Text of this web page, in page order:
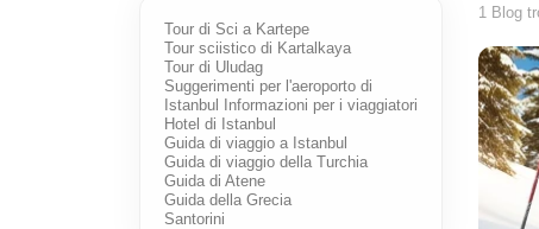
Tour di Sci a Kartepe
Tour sciistico di Kartalkaya
Tour di Uludag
Suggerimenti per l'aeroporto di
Istanbul Informazioni per i viaggiatori
Hotel di Istanbul
Guida di viaggio a Istanbul
Guida di viaggio della Turchia
Guida di Atene
Guida della Grecia
Santorini
1 Blog